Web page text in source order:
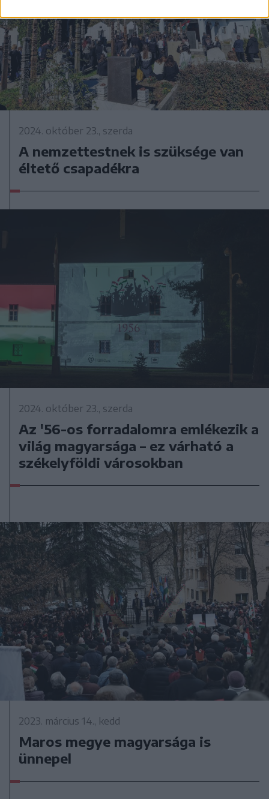
2024. október 23., szerda
A nemzettestnek is szüksége van
éltető csapadékra
2024. október 23., szerda
Az '56-os forradalomra emlékezik a
világ magyarsága – ez várható a
székelyföldi városokban
2023. március 14., kedd
Maros megye magyarsága is
ünnepel